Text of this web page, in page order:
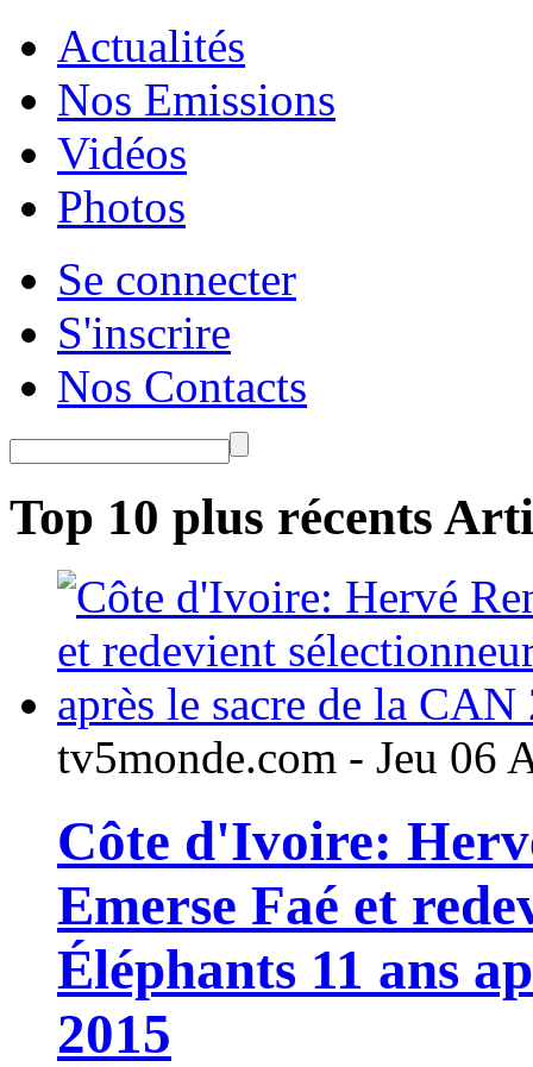
Actualités
Nos Emissions
Vidéos
Photos
Se connecter
S'inscrire
Nos Contacts
Top 10 plus récents
tv5monde.com - Jeu 06
Côte d'Ivoire:
Emerse Faé et
Éléphants 11 ans
2015